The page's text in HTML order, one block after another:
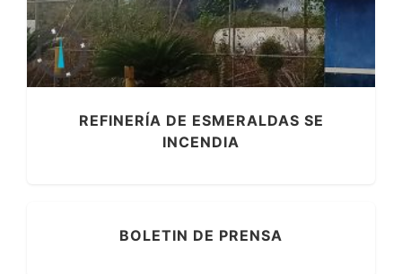
REFINERÍA DE ESMERALDAS SE
INCENDIA
BOLETIN DE PRENSA